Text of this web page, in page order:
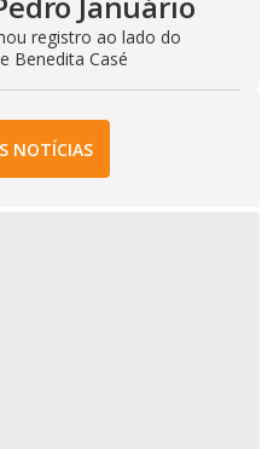
registro ao lado do
Benedita Casé
NOTÍCIAS